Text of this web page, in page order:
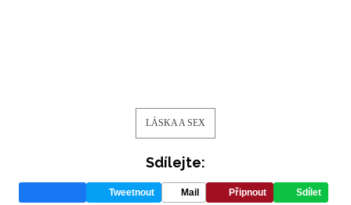
LÁSKA A SEX
Sdílejte:
Tweetnout Mail Připnout Sdílet